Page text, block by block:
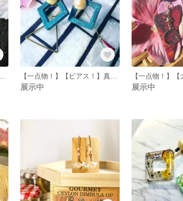
【一点物！】【ピアス！】真珠とスクエアなピアス
展示中 展示中